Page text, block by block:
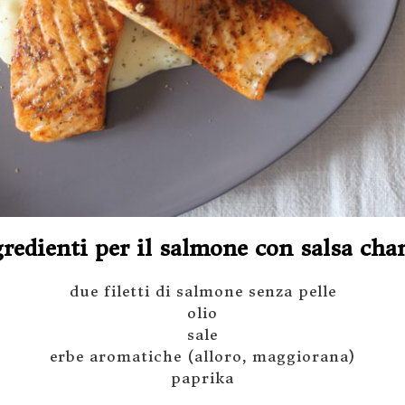
per il salmone con salsa
due filetti di salmone senza pelle
olio
sale
erbe aromatiche (alloro, maggiorana)
paprika